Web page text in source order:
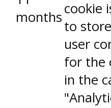
monthscookie
to
user
for the
in the